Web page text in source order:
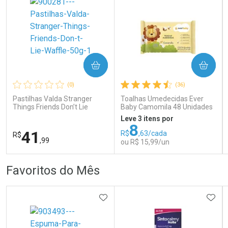
Comprar sem Desconto
Por R$ 54,99/cada
Comprar sem Desconto
Por R$ 54,99/cada
Comprar sem Desconto
Por R$ 58,04/cada
Comprar sem Desconto
Por R$ 58,04/cada
(0)
Pastilhas Valda Stranger
Things Friends Don’t Lie
R$41 ,99
COMPRAR
Por Menos
(36)
Toalhas Umedecidas Ever
Baby Camomila 48 Unidades
Leve 3 itens por
R$8,63/cada
ou R$ 15,99/un
COMPRAR
Por Menos
Favoritos do Mês
ADICIONAR AOS FAVORITOS